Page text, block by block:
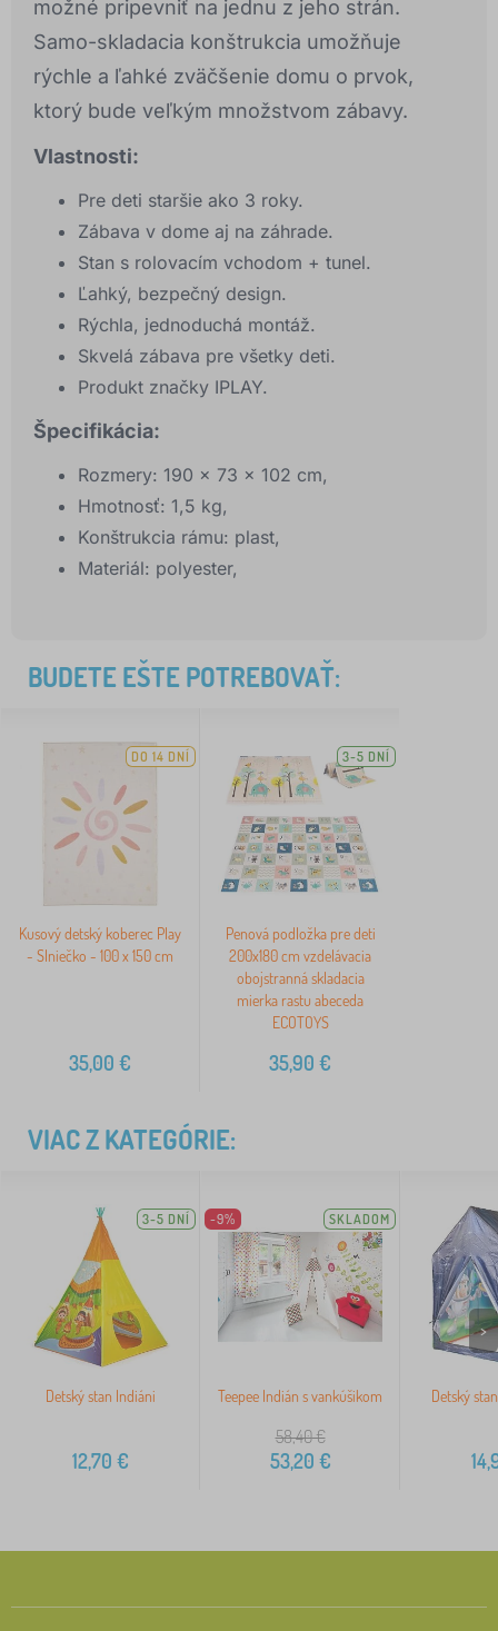
možné pripevniť na jednu z jeho strán.
Samo-skladacia konštrukcia umožňuje
rýchle a ľahké zväčšenie domu o prvok,
ktorý bude veľkým množstvom zábavy.
Vlastnosti:
Pre deti staršie ako 3 roky.
Zábava v dome aj na záhrade.
Stan s rolovacím vchodom + tunel.
Ľahký, bezpečný design.
Rýchla, jednoduchá montáž.
Skvelá zábava pre všetky deti.
Produkt značky IPLAY.
Špecifikácia:
Rozmery: 190 x 73 x 102 cm,
Hmotnosť: 1,5 kg,
Konštrukcia rámu: plast,
Materiál: polyester,
BUDETE EŠTE POTREBOVAŤ:
DO 14 DNÍ
Kusový detský koberec Play
- Slniečko - 100 x 150 cm
35,00 €
3-5 DNÍ
Penová podložka pre deti
200x180 cm vzdelávacia
obojstranná skladacia
mierka rastu abeceda
ECOTOYS
35,90 €
VIAC Z KATEGÓRIE:
3-5 DNÍ
Detský stan Indiáni
12,70 €
-9% SKLADOM
Teepee Indián s vankúšikom
58,40€
53,20 €
Detský
>